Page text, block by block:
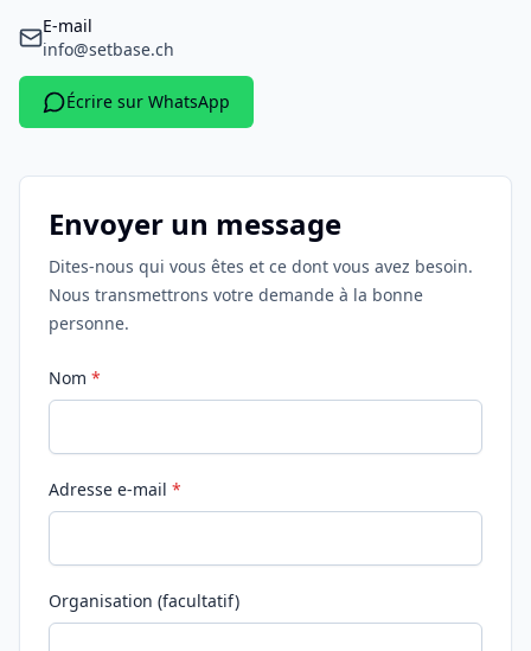
E-mail
info@setbase.ch
Écrire sur WhatsApp
Envoyer un message
Dites-nous qui vous êtes et ce dont vous avez besoin.
Nous transmettrons votre demande à la bonne
personne.
Nom *
Adresse e-mail *
Organisation (facultatif)